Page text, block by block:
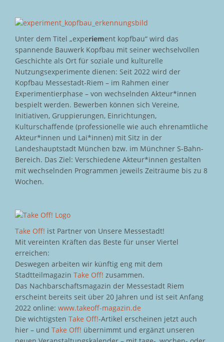
Unter dem Titel „experiement kopfbau“ wird das
spannende Bauwerk Kopfbau mit seiner wechselvollen
Geschichte als Ort für soziale und kulturelle
Nutzungsexperimente dienen: Seit 2022 wird der
Kopfbau Messestadt-Riem – im Rahmen einer
Experimentierphase – von wechselnden Akteur*innen
bespielt werden. Bewerben können sich Vereine,
Initiativen, Gruppierungen, Einrichtungen,
Kulturschaffende (professionelle wie auch ehrenamtliche
Akteur*innen und Lai*innen) mit Sitz in der
Landeshauptstadt München bzw. im Münchner S-Bahn-
Bereich. Das Ziel: Verschiedene Akteur*innen gestalten
mit wechselnden Programmen jeweils Zeiträume bis zu 8
Wochen.
Take Off! ist Partner von Unsere Messestadt!
Mit vereinten Kräften das Beste für unser Viertel
erreichen:
Deswegen arbeiten wir künftig eng mit dem
Stadtteilmagazin Take Off! zusammen.
Das Nachbarschaftsmagazin der Messestadt Riem
erscheint bereits seit über 20 Jahren und ist seit Anfang
2022 online: www.takeoff-magazin.de
Die wichtigsten Take Off!-Artikel erscheinen jetzt auch
hier – und Take Off! übernimmt und ergänzt unseren